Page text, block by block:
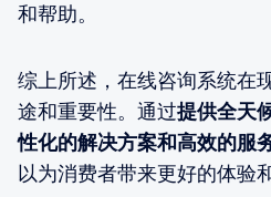
和帮助。
综上所述，在线咨询系统在
途和重要性。通过提供全天
性化的解决方案和高效的服
以为消费者带来更好的体验